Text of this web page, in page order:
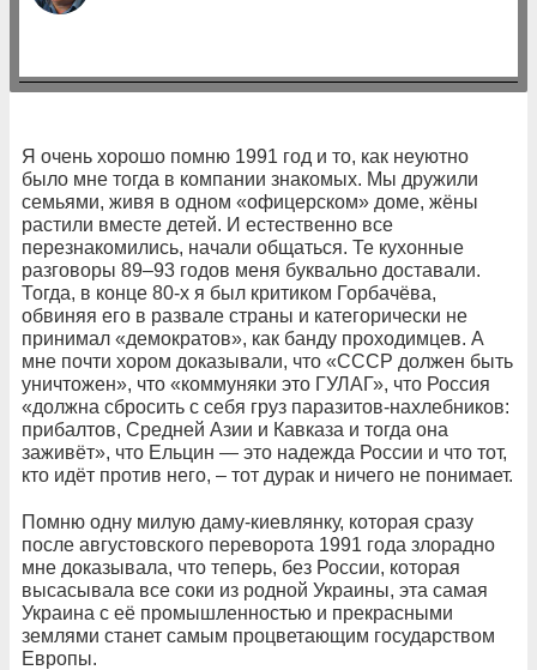
Я очень хорошо помню 1991 год и то, как неуютно
было мне тогда в компании знакомых. Мы дружили
семьями, живя в одном «офицерском» доме, жёны
растили вместе детей. И естественно все
перезнакомились, начали общаться. Те кухонные
разговоры 89–93 годов меня буквально доставали.
Тогда, в конце 80-х я был критиком Горбачёва,
обвиняя его в развале страны и категорически не
принимал «демократов», как банду проходимцев. А
мне почти хором доказывали, что «СССР должен быть
уничтожен», что «коммуняки это ГУЛАГ», что Россия
«должна сбросить с себя груз паразитов-нахлебников:
прибалтов, Средней Азии и Кавказа и тогда она
заживёт», что Ельцин — это надежда России и что тот,
кто идёт против него, – тот дурак и ничего не понимает.
Помню одну милую даму-киевлянку, которая сразу
после августовского переворота 1991 года злорадно
мне доказывала, что теперь, без России, которая
высасывала все соки из родной Украины, эта самая
Украина с её промышленностью и прекрасными
землями станет самым процветающим государством
Европы.